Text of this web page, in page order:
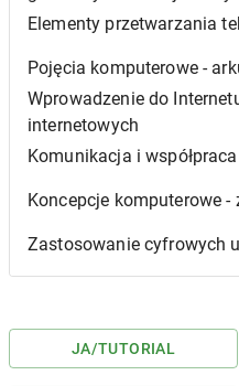
Elementy przetwarzania
Pojęcia komputerowe -
Wprowadzenie do
internetowych
Komunikacja i współpraca
Koncepcje komputerowe
Zastosowanie cyfrowych
JA/TUTORIAL